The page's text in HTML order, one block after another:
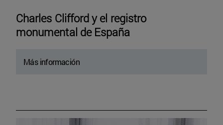
Charles Clifford y el registro
monumental de España
Más información